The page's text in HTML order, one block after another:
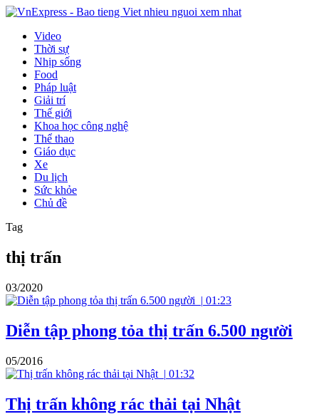
Video
Thời sự
Nhịp sống
Food
Pháp luật
Giải trí
Thế giới
Khoa học công nghệ
Thể thao
Giáo dục
Xe
Du lịch
Sức khỏe
Chủ đề
Tag
thị trấn
03/2020
| 01:23
Diễn tập phong tỏa thị trấn 6.500 người
05/2016
| 01:32
Thị trấn không rác thải tại Nhật